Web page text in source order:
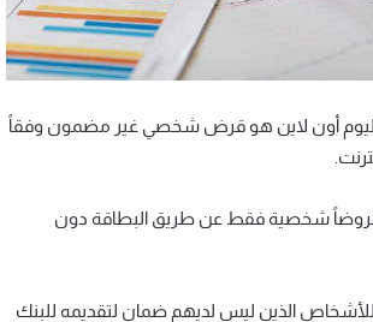
أون لاين هو قرض شخصي غير مضمون وفقاً
قروضاً شخصية فقط عن طريق البطاقة دون
للأشخاص الذين ليس لديهم ضمان لتقديمه للبنك